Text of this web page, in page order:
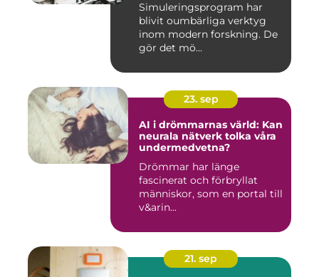
Simuleringsprogram har
blivit oumbärliga verktyg
inom modern forskning. De
gör det mö...
23. sep
AI i drömmarnas värld: Kan
neurala nätverk tolka våra
undermedvetna?
Drömmar har länge
fascinerat och förbryllat
människor, som en portal till
v&arin...
21. sep